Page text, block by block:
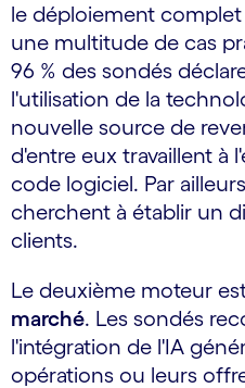
le déploiement
une multitude de cas
96 % des sondés
l'utilisation de la
nouvelle source de
d'entre eux travaillent à
code logiciel. Par
cherchent à établir un
clients.
Le deuxième moteur
marché. Les sondés
l'intégration de l'IA
opérations ou leurs